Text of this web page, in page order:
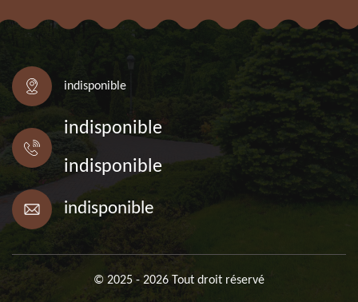
indisponible
indisponible
indisponible
indisponible
© 2025 - 2026 Tout droit réservé